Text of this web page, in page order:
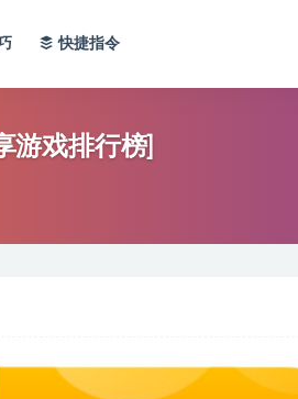
快捷指令
游戏排行榜]